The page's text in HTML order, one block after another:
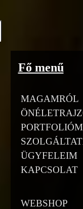
Fő menű
MAGAMRÓL
PORTFOLIÓM
ÜGYFELEIM
KAPCSOLAT
WEBSHOP